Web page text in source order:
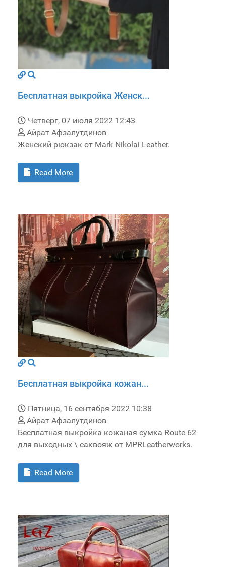
Бесплатная выкройка Женск...
Четверг, 07 июля 2022 12:43
Айрат Афзалутдинов
Женский рюкзак от Mark Nikolai Leather.
Read More
Бесплатная выкройка кожан...
Пятница, 16 сентября 2022 10:38
Айрат Афзалутдинов
Бесплатная выкройка кожаная сумка Route 62
для выходных \ саквояж от MPRLeatherworks.
Read More